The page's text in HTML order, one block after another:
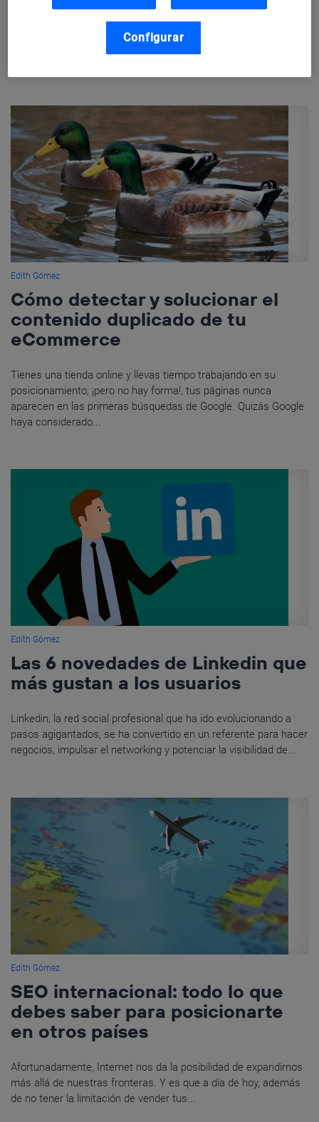
Probablemente en alguna ocasión te hayas preguntado lo
siguiente: «¿Por qué un contenido de poca calidad o antiguo se
posiciona bien en Google?» Te pasas horas y horas
Edith Gómez
Cómo detectar y solucionar el
contenido duplicado de tu
eCommerce
Tienes una tienda online y llevas tiempo trabajando en su
posicionamiento, ¡pero no hay forma!, tus páginas nunca
aparecen en las primeras búsquedas de Google. Quizás Google
haya considerado...
Edith Gómez
Las 6 novedades de Linkedin que
más gustan a los usuarios
Linkedin, la red social profesional que ha ido evolucionando a
pasos agigantados, se ha convertido en un referente para hacer
negocios, impulsar el networking y potenciar la visibilidad de...
Edith Gómez
SEO internacional: todo lo que
debes saber para posicionarte
en otros países
Afortunadamente, Internet nos da la posibilidad de expandirnos
más allá de nuestras fronteras. Y es que a día de hoy, además
de no tener la limitación de vender tus...
Configurar